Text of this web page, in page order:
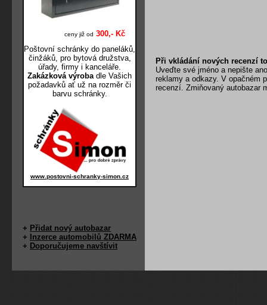
Při vkládání nových recenzí
Uveďte své jméno a nepište
reklamy a odkazy. V opačném
recenzí. Zmiňovaný autobazar
ceny již od 300,- Kč
Poštovní schránky do paneláků,
činžáků, pro bytová družstva,
úřady, firmy i kanceláře.
Zakázková výrobadle Vašich
požadavků ať už na rozměr či
barvu schránky.
www.postovni-schranky-simon.cz
+ Přidat nový autobazar
+
Inzerce automobilů ZDARMA
+ Doporučujeme navštívit